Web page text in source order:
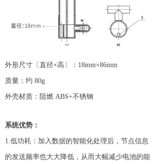
外形尺寸〔直径×高〕：18mm×86mm
质量：约 80g
外壳材质：阻燃 ABS+不锈钢
系统优势：
1.低功耗：加入数据的智能化处理后，节点信息
的发送频率也大大降低，从而大幅减少电池的能